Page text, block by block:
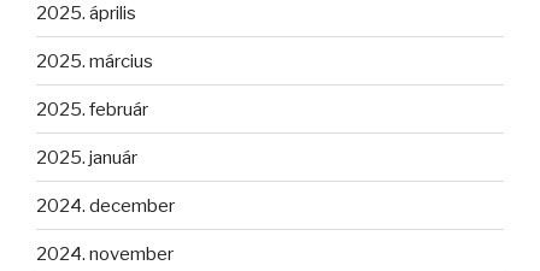
2025. április
2025. március
2025. február
2025. január
2024. december
2024. november